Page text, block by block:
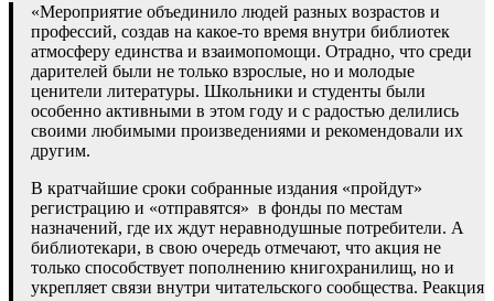
«Мероприятие объединило людей разных возрастов и
профессий, создав на какое-то время внутри библиотек
атмосферу единства и взаимопомощи. Отрадно, что среди
дарителей были не только взрослые, но и молодые
ценители литературы. Школьники и студенты были
особенно активными в этом году и с радостью делились
своими любимыми произведениями и рекомендовали их
другим.
В кратчайшие сроки собранные издания «пройдут»
регистрацию и «отправятся» в фонды по местам
назначений, где их ждут неравнодушные потребители. А
библиотекари, в свою очередь отмечают, что акция не
только способствует пополнению книгохранилищ, но и
укрепляет связи внутри читательского сообщества. Реакция